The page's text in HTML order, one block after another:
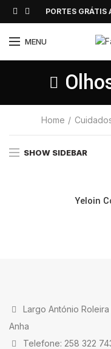
PORTES GRÁTIS
MENU
Home
SHOW SIDEBAR
Yeloin
Largo António
Anha
Telefone: 258 322